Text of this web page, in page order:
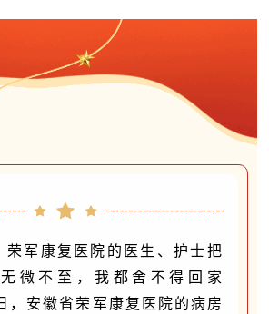
荣军康复医院的医生、护士把
微不至，我都舍不得回家
，安徽省荣军康复医院的病房